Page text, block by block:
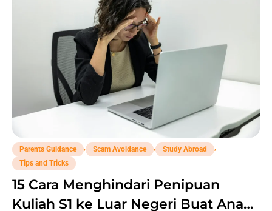
Parents Guidance Scam Avoidance Study Abroad
Tips and Tricks
15 Cara Menghindari Penipuan
Kuliah S1 ke Luar Negeri Buat Anak,